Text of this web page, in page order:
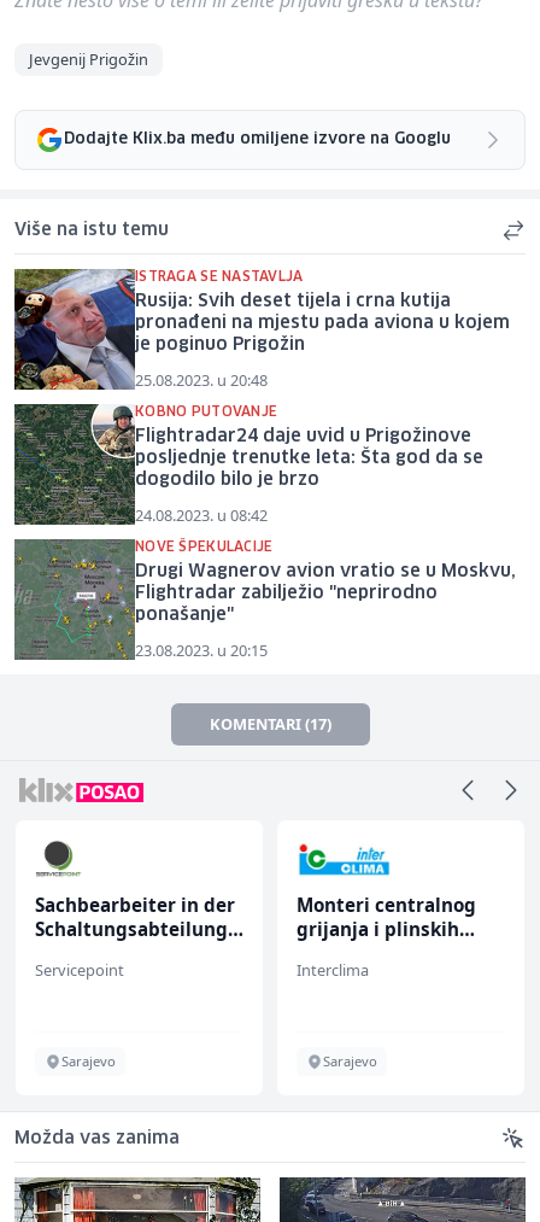
Jevgenij Prigožin
Dodajte Klix.ba među omiljene izvore na Googlu
Više na istu temu
ISTRAGA SE NASTAVLJA
Rusija: Svih deset tijela i crna kutija
pronađeni na mjestu pada aviona u kojem
je poginuo Prigožin
25.08.2023. u 20:48
KOBNO PUTOVANJE
Flightradar24 daje uvid u Prigožinove
posljednje trenutke leta: Šta god da se
dogodilo bilo je brzo
24.08.2023. u 08:42
NOVE ŠPEKULACIJE
Drugi Wagnerov avion vratio se u Moskvu,
Flightradar zabilježio "neprirodno
ponašanje"
23.08.2023. u 20:15
KOMENTARI (17)
Sachbearbeiter in der
Schaltungsabteilung
Servicepoint
Sarajevo
Monteri centralnog
grijanja i plinskih
Interclima
Sarajevo
Možda vas zanima